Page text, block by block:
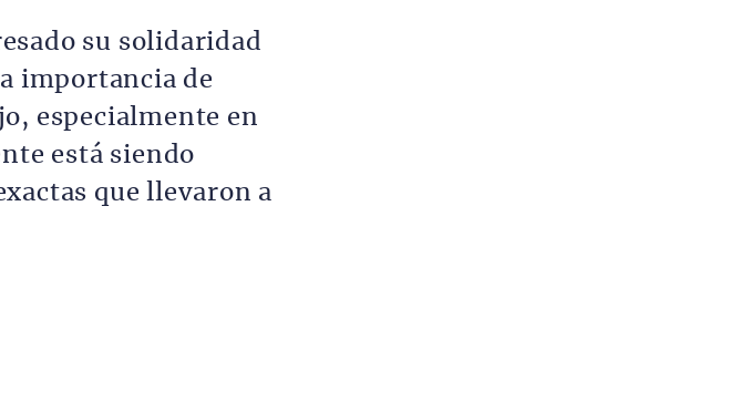
su solidaridad
importancia de
especialmente en
está siendo
que llevaron a